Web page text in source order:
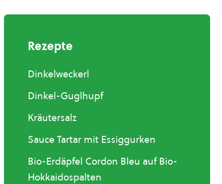
Rezepte
Dinkelweckerl
Dinkel-Guglhupf
Kräutersalz
Sauce Tartar mit Essiggurken
Bio-Erdäpfel Cordon Bleu auf Bio-
Hokkaidospalten